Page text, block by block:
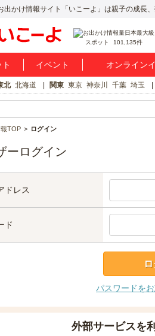
出かけ情報サイト「いこーよ」は親子の成長
スポット 101,135件
イベント オンライン
北 北海道 関東 東京 神奈川 千葉 埼玉
TOP ログイン
ーログイン
ドレス
ド
パスワードを
外部サービスを